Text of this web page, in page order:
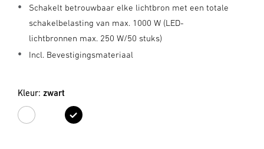
Schakelt betrouwbaar elke lichtbron met een totale
schakelbelasting van max. 1000 W (LED-
lichtbronnen max. 250 W/50 stuks)
Incl. Bevestigingsmateriaal
Kleur: zwart
wit zwart